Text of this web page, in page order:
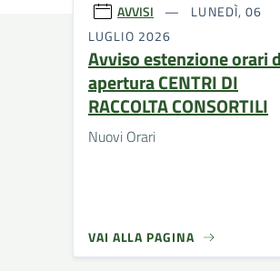
AVVISI
LUNEDÌ, 06
LUGLIO 2026
Avviso estenzione orari
apertura CENTRI DI
RACCOLTA CONSORTILI
Nuovi Orari
VAI ALLA PAGINA